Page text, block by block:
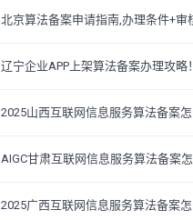
北京算法备案申请指南,办理条件+审
辽宁企业APP上架算法备案办理攻略
2025山西互联网信息服务算法备案怎
AIGC甘肃互联网信息服务算法备案
2025广西互联网信息服务算法备案怎